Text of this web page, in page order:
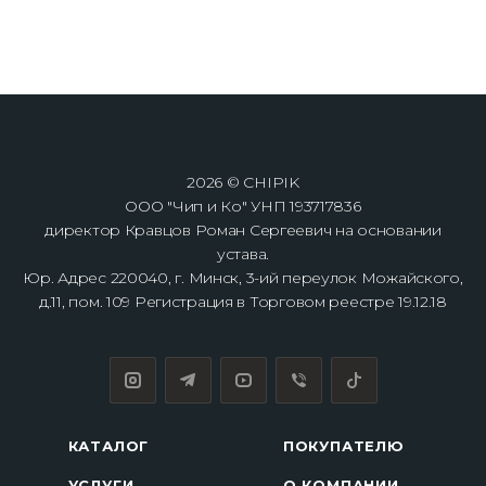
2026 © CHIPIK
ООО "Чип и Ко" УНП 193717836
директор Кравцов Роман Сергеевич на основании
устава.
Юр. Адрес 220040, г. Минск, 3-ий переулок Можайского,
д.11, пом. 109 Регистрация в Торговом реестре 19.12.18
КАТАЛОГ ПОКУПАТЕЛЮ